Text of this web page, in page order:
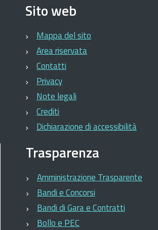
Sito web
Mappa del sito
Area riservata
Contatti
Privacy
Note legali
Crediti
Dichiarazione di accessibilità
Trasparenza
Amministrazione Trasparente
Bandi e Concorsi
Bandi di Gara e Contratti
Bollo e PEC